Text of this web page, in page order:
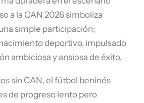
a la CAN 2026 simboliza
simple participación;
deportivo, impulsado
ambiciosa y ansiosa de éxito.
sin CAN, el fútbol beninés
de progreso lento pero